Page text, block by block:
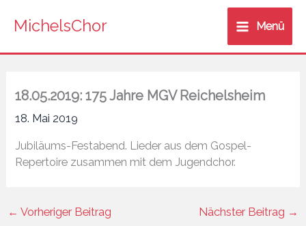
InhaltMichelsChor Menü
18.05.2019: 175 Jahre MGV Reichelsheim
18. Mai 2019
Jubiläums-Festabend. Lieder aus dem Gospel-
Repertoire zusammen mit dem Jugendchor.
← Vorheriger Beitrag Nächster Beitrag →